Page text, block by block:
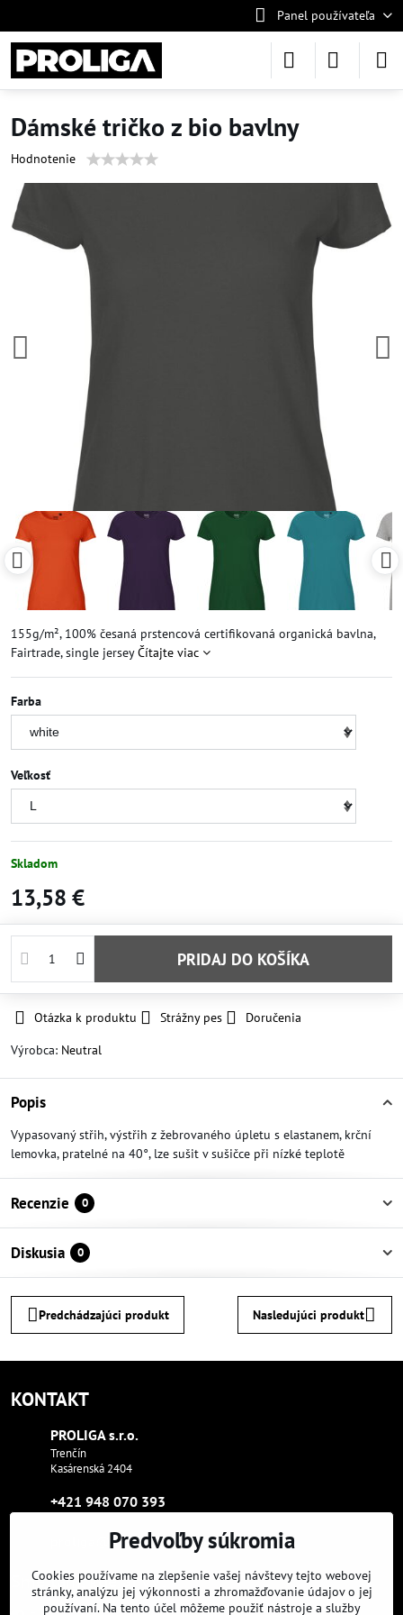
Panel používateľa
Dámské tričko z bio bavlny
Hodnotenie
155g/m², 100% česaná prstencová certifikovaná organická bavlna,
Fairtrade, single jerseyČítajte viac
Farba
Veľkosť
Skladom
13,58 €
PRIDAJ DO KOŠÍKA
Otázka k produktu Strážny pes
Doručenia
Výrobca: Neutral
Popis
Vypasovaný střih, výstřih z žebrovaného úpletu s elastanem, krční
lemovka, pratelné na 40°, lze sušit v sušičce při nízké teplotě
Recenzie 0
Diskusia 0
Predchádzajúci produkt Nasledujúci produkt
KONTAKT
PROLIGA s​.r​.o​.
Trenčín
Kasárenská 2404
+421 948 070 393
proliga​@proliga​.eu
Sme tam, kde aj vy:
Predvoľby súkromia
Cookies používame na zlepšenie vašej návštevy tejto webovej
stránky, analýzu jej výkonnosti a zhromažďovanie údajov o jej
používaní. Na tento účel môžeme použiť nástroje a služby